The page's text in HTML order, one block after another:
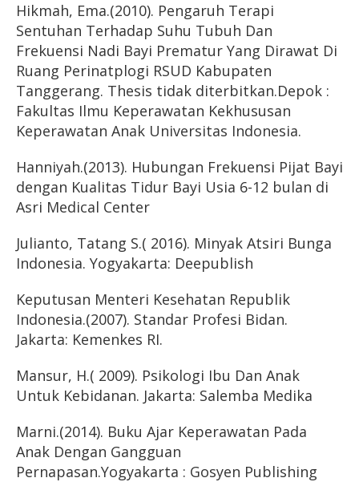
Hikmah, Ema.(2010). Pengaruh Terapi
Sentuhan Terhadap Suhu Tubuh Dan
Frekuensi Nadi Bayi Prematur Yang Dirawat Di
Ruang Perinatplogi RSUD Kabupaten
Tanggerang. Thesis tidak diterbitkan.Depok :
Fakultas Ilmu Keperawatan Kekhususan
Keperawatan Anak Universitas Indonesia.
Hanniyah.(2013). Hubungan Frekuensi Pijat Bayi
dengan Kualitas Tidur Bayi Usia 6-12 bulan di
Asri Medical Center
Julianto, Tatang S.( 2016). Minyak Atsiri Bunga
Indonesia. Yogyakarta: Deepublish
Keputusan Menteri Kesehatan Republik
Indonesia.(2007). Standar Profesi Bidan.
Jakarta: Kemenkes RI.
Mansur, H.( 2009). Psikologi Ibu Dan Anak
Untuk Kebidanan. Jakarta: Salemba Medika
Marni.(2014). Buku Ajar Keperawatan Pada
Anak Dengan Gangguan
Pernapasan.Yogyakarta : Gosyen Publishing